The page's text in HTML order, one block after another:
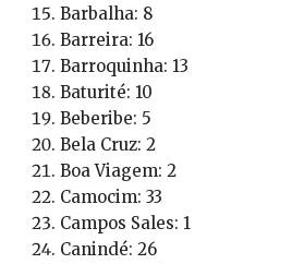
Barbalha: 8
Barreira: 16
Barroquinha: 13
Baturité: 10
Beberibe: 5
Bela Cruz: 2
Boa Viagem: 2
Camocim: 33
Campos Sales: 1
Canindé: 26